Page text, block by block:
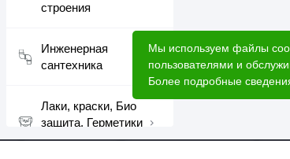
строения
Инженерная
сантехника
Лаки, краски, Био
защита, Герметики
шовные
Мы используем файлы
пользователями и
Более подробные